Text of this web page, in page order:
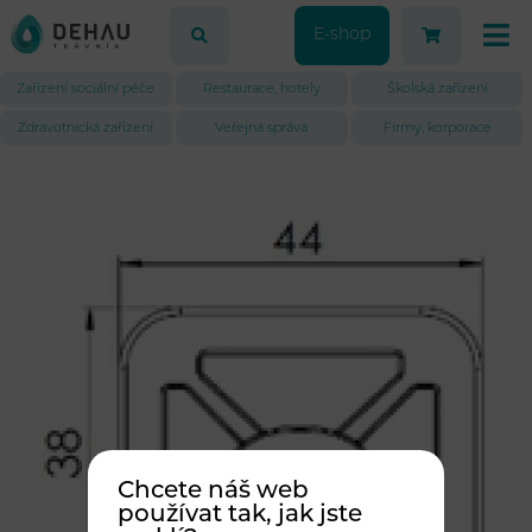
E-shop
Zařízení sociální péče Restaurace, hotely Školská zařízení
Zdravotnická zařízení Veřejná správa Firmy, korporace
Chcete náš web
používat tak, jak jste